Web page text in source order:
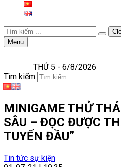
Menu
THỨ 5 - 6/8/2026
Tìm kiếm
MINIGAME THỬ
SÂU – ĐỌC ĐƯỢC
TUYẾN ĐẦU”
Tin tức sự kiện